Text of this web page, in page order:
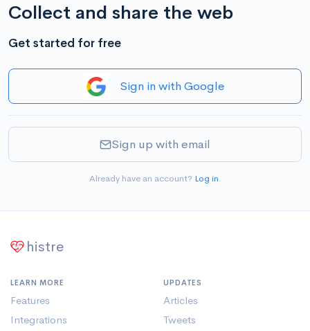
Collect and share the web
Get started for free
Sign in with Google
Sign up with email
Already have an account? Log in.
histre
LEARN MORE
Features
Integrations
UPDATES
Articles
Tweets